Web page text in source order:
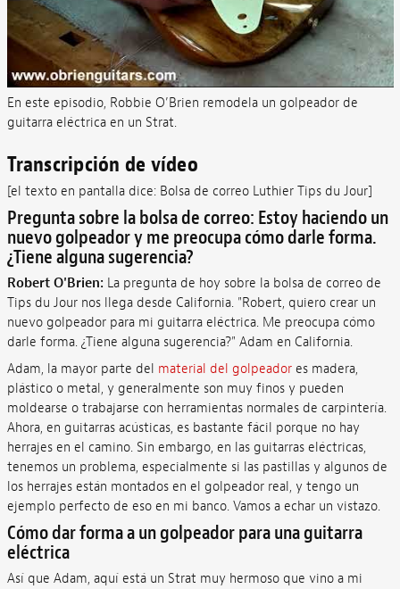
En este episodio, Robbie O’Brien remodela un golpeador de
guitarra eléctrica en un Strat.
Transcripción de vídeo
[el texto en pantalla dice: Bolsa de correo Luthier Tips du Jour]
Pregunta sobre la bolsa de correo: Estoy haciendo un
nuevo golpeador y me preocupa cómo darle forma.
¿Tiene alguna sugerencia?
Robert O'Brien: La pregunta de hoy sobre la bolsa de correo de
Tips du Jour nos llega desde California. "Robert, quiero crear un
nuevo golpeador para mi guitarra eléctrica. Me preocupa cómo
darle forma. ¿Tiene alguna sugerencia?" Adam en California.
Adam, la mayor parte del material del golpeador es madera,
plástico o metal, y generalmente son muy finos y pueden
moldearse o trabajarse con herramientas normales de carpintería.
Ahora, en guitarras acústicas, es bastante fácil porque no hay
herrajes en el camino. Sin embargo, en las guitarras eléctricas,
tenemos un problema, especialmente si las pastillas y algunos de
los herrajes están montados en el golpeador real, y tengo un
ejemplo perfecto de eso en mi banco. Vamos a echar un vistazo.
Cómo dar forma a un golpeador para una guitarra
eléctrica
Así que Adam, aquí está un Strat muy hermoso que vino a mi